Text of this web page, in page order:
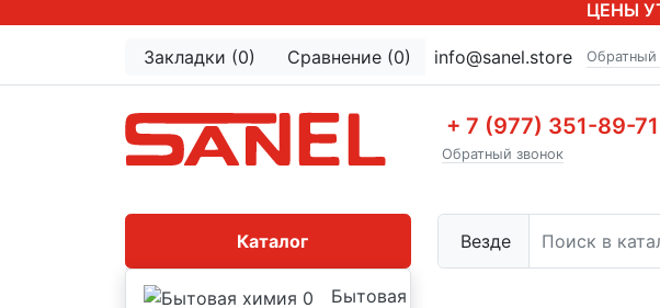
ЦЕНЫ
Закладки (0) Сравнение (0) info@sanel.store Обратный
+ 7 (977) 351-89-71
Обратный звонок
Везде
Каталог
Бытовая